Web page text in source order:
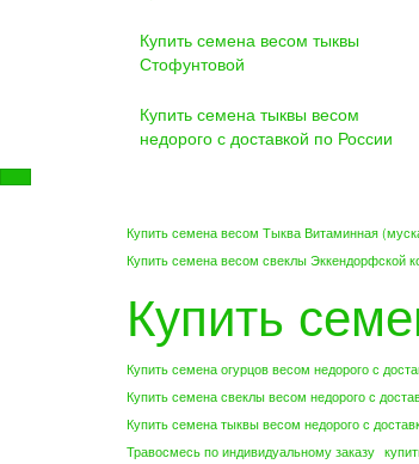
Купить семена весом тыквы
Стофунтовой
Купить семена тыквы весом
недорого с доставкой по России
Купить семена весом Тыква Витаминная
Купить семена весом свеклы Эккендорфской
Купить
Купить семена огурцов весом недорого с
Купить семена свеклы весом недорого с
Купить семена тыквы весом недорого с
Травосмесь по индивидуальному заказу